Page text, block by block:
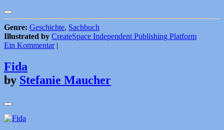
Genre: Geschichte, Sachbuch
Illustrated by CreateSpace Independent Publishing Platform
Ein Kommentar |
Fida
by Stefanie Maucher